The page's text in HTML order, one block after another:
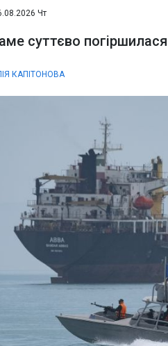
Чт
суттєво погіршилася
КАПІТОНОВА